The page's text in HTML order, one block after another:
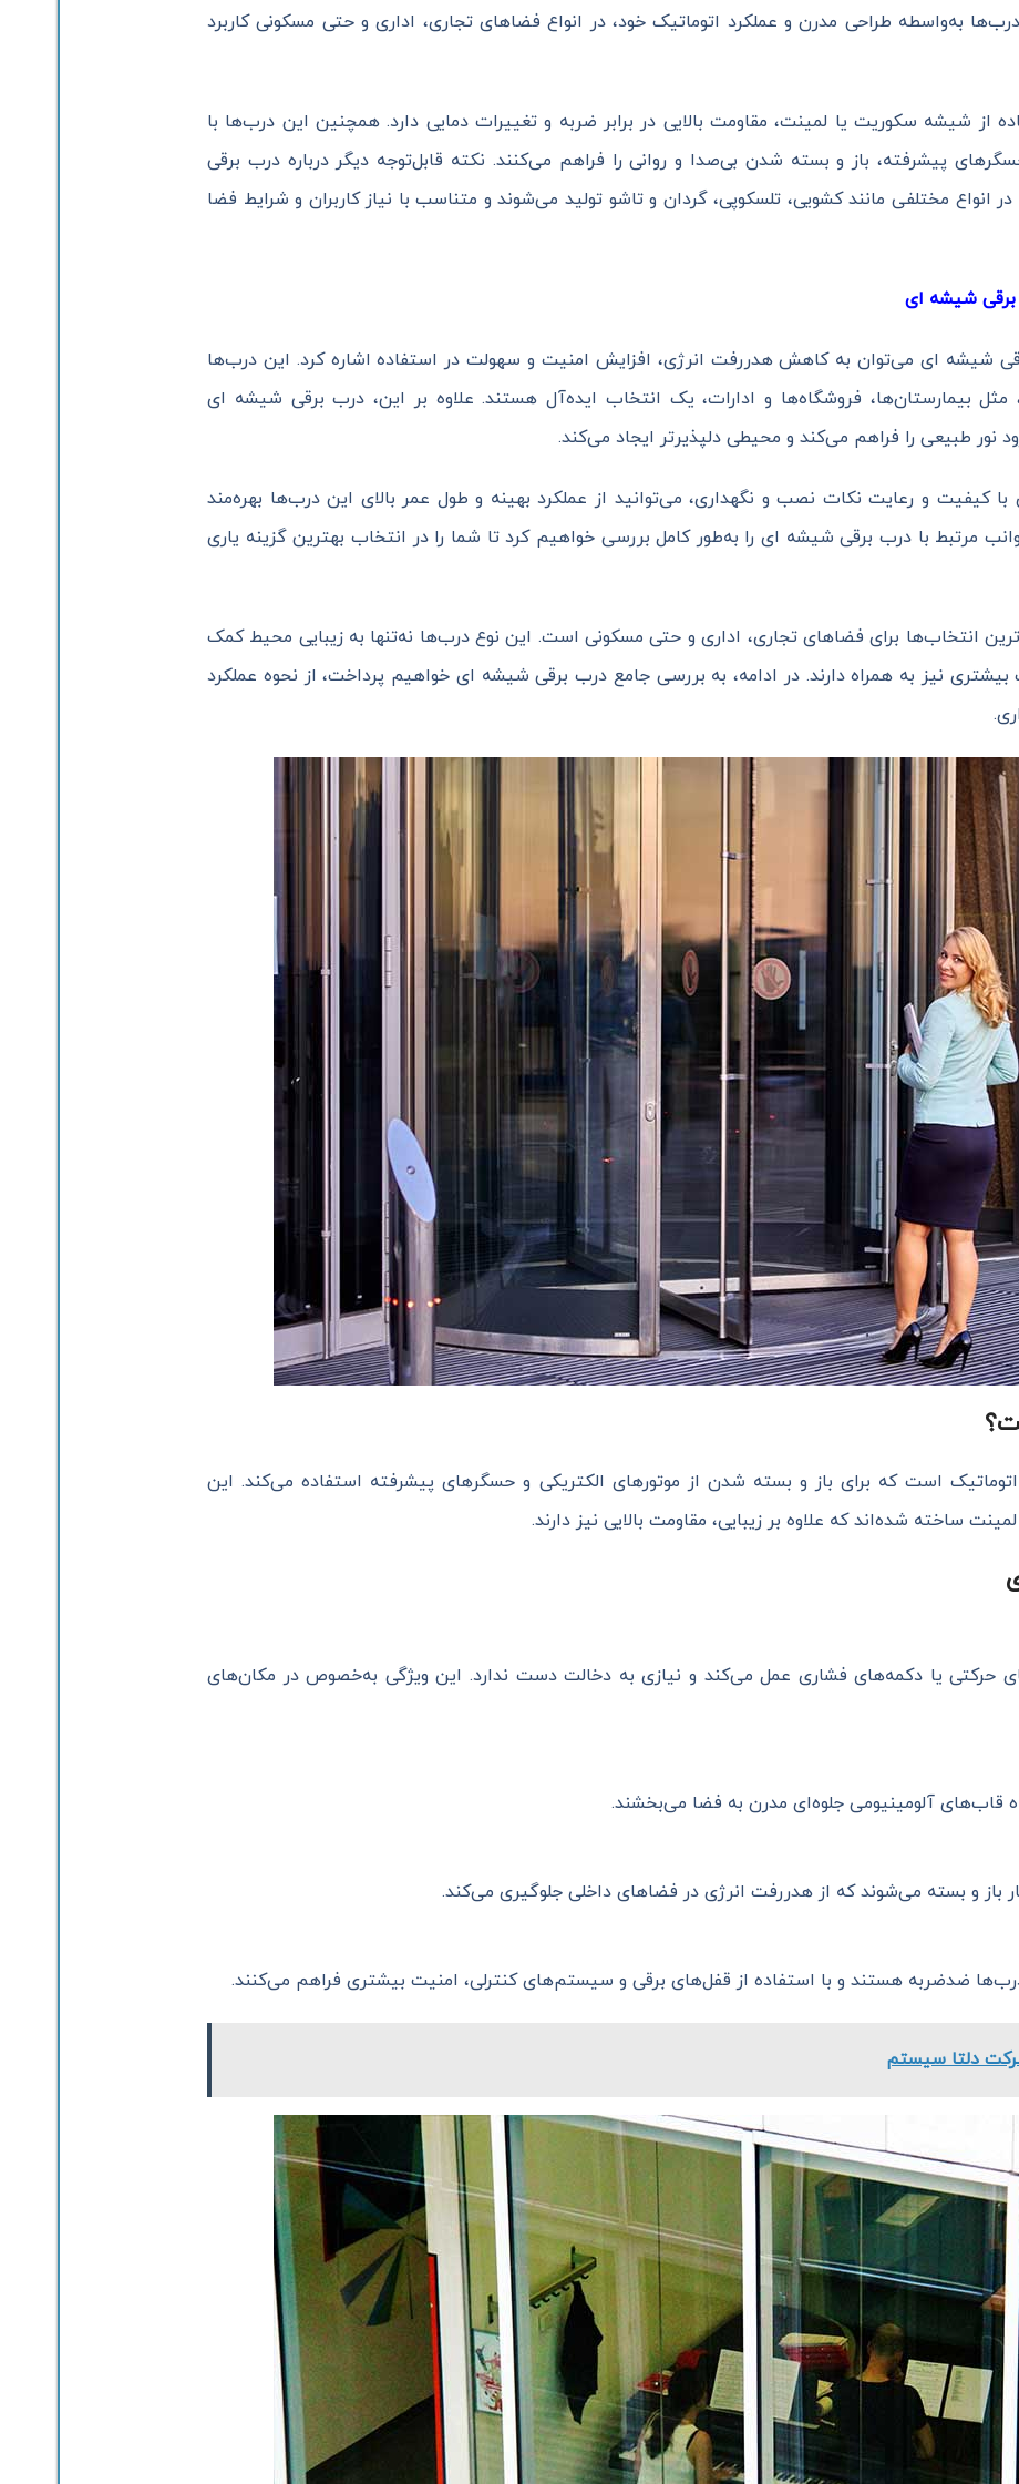
درب‌ها به‌واسطه طراحی مدرن و عملکرد اتوماتیک خود، در انواع فضاهای تجاری، اداری و حتی مسکونی کاربرد
از شیشه سکوریت یا لمینت، مقاومت بالایی در برابر ضربه و تغییرات دمایی دارد. همچنین این درب‌ها با
پیشرفته، باز و بسته شدن بی‌صدا و روانی را فراهم می‌کنند. نکته قابل‌توجه دیگر درباره درب برقی
مختلفی مانند کشویی، تلسکوپی، گردان و تاشو تولید می‌شوند و متناسب با نیاز کاربران و شرایط فضا
شیشه ‌ای
شیشه ای می‌توان به کاهش هدررفت انرژی، افزایش امنیت و سهولت در استفاده اشاره کرد. این درب‌ها
مثل بیمارستان‌ها، فروشگاه‌ها و ادارات، یک انتخاب ایده‌آل هستند. علاوه بر این، درب برقی شیشه ای
طبیعی را فراهم می‌کند و محیطی دلپذیرتر ایجاد می‌کند.
کیفیت و رعایت نکات نصب و نگهداری، می‌توانید از عملکرد بهینه و طول عمر بالای این درب‌ها بهره‌مند
مرتبط با درب برقی شیشه ای را به‌طور کامل بررسی خواهیم کرد تا شما را در انتخاب بهترین گزینه یاری
انتخاب‌ها برای فضاهای تجاری، اداری و حتی مسکونی است. این نوع درب‌ها نه‌تنها به زیبایی محیط کمک
بیشتری نیز به همراه دارند. در ادامه، به بررسی جامع درب برقی شیشه ای خواهیم پرداخت، از نحوه عملکرد
است که برای باز و بسته شدن از موتورهای الکتریکی و حسگرهای پیشرفته استفاده می‌کند. این
ساخته شده‌اند که علاوه بر زیبایی، مقاومت بالایی نیز دارند.
حرکتی یا دکمه‌های فشاری عمل می‌کند و نیازی به دخالت دست ندارد. این ویژگی به‌خصوص در مکان‌های
آلومینیومی جلوه‌ای مدرن به فضا می‌بخشند.
باز و بسته می‌شوند که از هدررفت انرژی در فضاهای داخلی جلوگیری می‌کند.
ضدضربه هستند و با استفاده از قفل‌های برقی و سیستم‌های کنترلی، امنیت بیشتری فراهم می‌کنند.
دلتا سیستم